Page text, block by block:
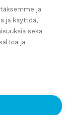
ja
ja käyttöä,
sekä
ja